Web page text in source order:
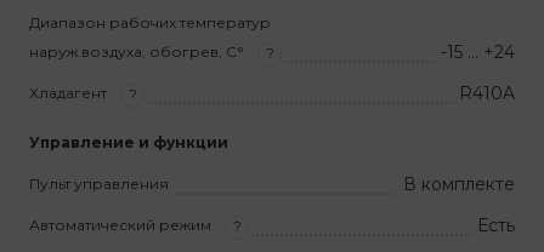
Диапазон рабочих температур
наруж.воздуха, обогрев, С°
? -15 … +24
Хладагент ? R410A
Управление и функции
Пульт управления В комплекте
Автоматический режим ? Есть